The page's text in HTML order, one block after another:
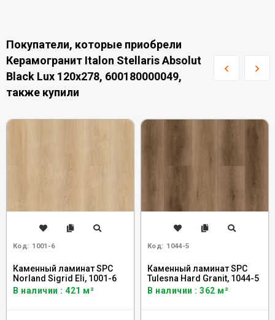
Покупатели, которые приобрели
Керамогранит Italon Stellaris Absolut
Black Lux 120x278, 600180000049,
также купили
Код: 1001-6
Каменный ламинат SPC
Norland Sigrid Eli, 1001-6
В наличии : 421 м²
Код: 1044-5
Каменный ламинат SPC
Tulesna Hard Granit, 1044-5
В наличии : 362 м²